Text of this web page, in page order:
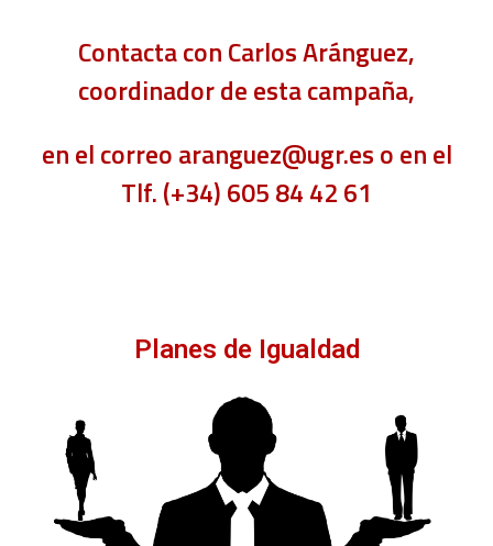
Contacta con Carlos Aránguez,
coordinador de esta campaña,
en el correoaranguez@ugr.eso en el
Tlf. (+34) 605 84 42 61
Planes de Igualdad